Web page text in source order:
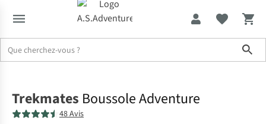
Trekmates Boussole Adventure
48 Avis